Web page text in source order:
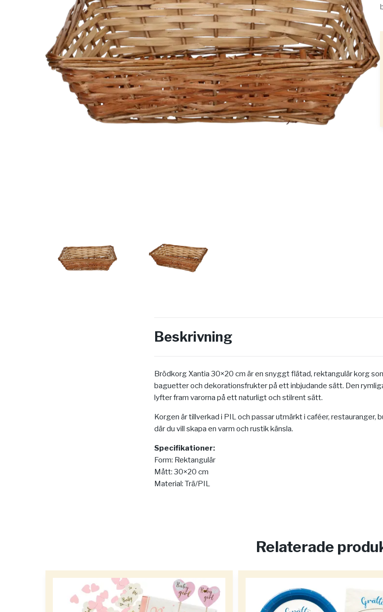
Beskrivning
Brödkorg Xantia 30×20 cm är en snyggt flätad, rektangulär korg
baguetter och dekorationsfrukter på ett inbjudande sätt. Den
lyfter fram varorna på ett naturligt och stilrent sätt.
Korgen är tillverkad i PIL och passar utmärkt i caféer, restauranger,
där du vill skapa en varm och rustik känsla.
Specifikationer:
Form: Rektangulär
Mått: 30×20 cm
Material: Trä/PIL
Relaterade